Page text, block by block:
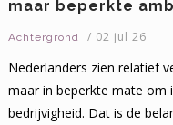
maar beperkte
Achtergrond / 02 jul 26
Nederlanders zien relatief
maar in beperkte mate om
bedrijvigheid. Dat is de